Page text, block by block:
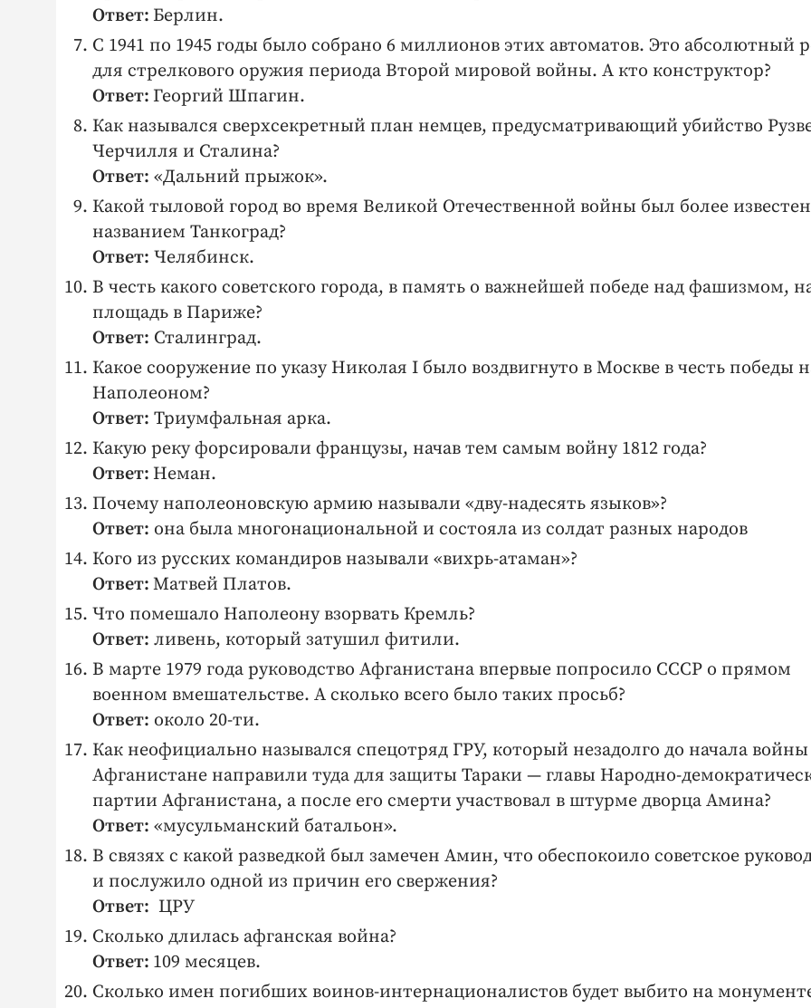
Ответ: Берлин.
С 1941 по 1945 годы было собрано 6 миллионов этих автоматов. Это абсолютный
для стрелкового оружия периода Второй мировой войны. А кто конструктор?
Ответ: Георгий Шпагин.
Как назывался сверхсекретный план немцев, предусматривающий убийство
Черчилля и Сталина?
Ответ: «Дальний прыжок».
Какой тыловой город во время Великой Отечественной войны был более
названием Танкоград?
Ответ: Челябинск.
В честь какого советского города, в память о важнейшей победе над фашизмом,
площадь в Париже?
Ответ: Сталинград.
Какое сооружение по указу Николая I было воздвигнуто в Москве в честь победы
Наполеоном?
Ответ: Триумфальная арка.
Какую реку форсировали французы, начав тем самым войну 1812 года?
Ответ: Неман.
Почему наполеоновскую армию называли «дву-надесять языков»?
Ответ: она была многонациональной и состояла из солдат разных народов
Кого из русских командиров называли «вихрь-атаман»?
Ответ: Матвей Платов.
Что помешало Наполеону взорвать Кремль?
Ответ: ливень, который затушил фитили.
В марте 1979 года руководство Афганистана впервые попросило СССР о прямом
военном вмешательстве. А сколько всего было таких просьб?
Ответ: около 20-ти.
Как неофициально назывался спецотряд ГРУ, который незадолго до начала вой­ны
Афганистане направили туда для защиты Тараки — главы Народно-
партии Афганистана, а после его смерти участвовал в штурме дворца Амина?
Ответ: «мусульманский батальон».
В связях с какой разведкой был замечен Амин, что обеспокоило советское
и послужило одной из причин его свержения?
Ответ: ЦРУ
Сколько длилась афганская война?
Ответ: 109 месяцев.
Сколько имен погибших воинов-интернационалистов будет выбито на